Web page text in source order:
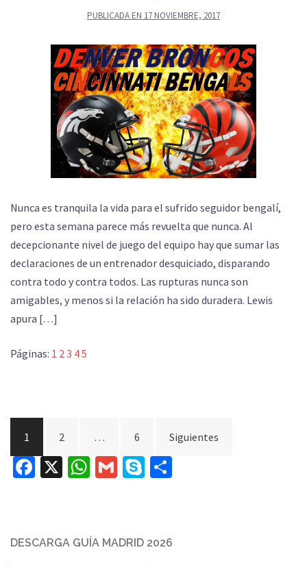
PUBLICADA EN 17 NOVIEMBRE, 2017
Nunca es tranquila la vida para el sufrido seguidor bengalí,
pero esta semana parece más revuelta que nunca. Al
decepcionante nivel de juego del equipo hay que sumar las
declaraciones de un entrenador desquiciado, disparando
contra todo y contra todos. Las rupturas nunca son
amigables, y menos si la relación ha sido duradera. Lewis
apura […]
Páginas: 1 23 45
de
entradas
1 2 … 6 Siguientes
Facebook
X WhatsApp
Gmail
Skype
DESCARGA GUÍA MADRID 2026